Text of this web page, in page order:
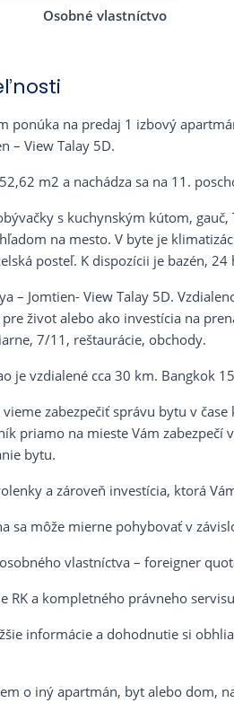
Osobné vlastníctvo
ponúka na predaj 1 izbový
– View Talay 5D.
m2 a nachádza sa na 11.
s kuchynským kútom,
na mesto. V byte je
posteľ. K dispozícii je bazén,
– Jomtien- View Talay 5D.
život alebo ako investícia na
7/11, reštaurácie, obchody.
je vzdialené cca 30 km. Bangkok
zabezpečiť správu bytu v
priamo na mieste Vám zabezpečí
bytu.
a zároveň investícia, ktorá
sa môže mierne pohybovať v
vlastníctva – foreigner
RK a kompletného právneho
informácie a dohodnutie si
o iný apartmán, byt alebo dom,